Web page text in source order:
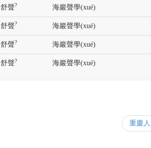
舒聲? 海巖聲學(xué)
舒聲? 海巖聲學(xué)
舒聲? 海巖聲學(xué)
舒聲? 海巖聲學(xué)